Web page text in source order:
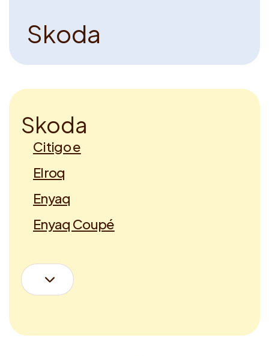
Skoda
Skoda
Citigo e
Elroq
Enyaq
Enyaq Coupé